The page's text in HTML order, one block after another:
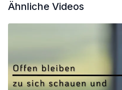
Ähnliche Videos